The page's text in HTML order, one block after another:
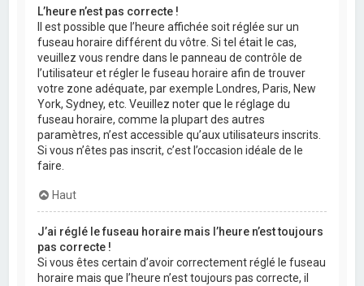
L’heure n’est pas correcte !
Il est possible que l’heure affichée soit réglée sur un
fuseau horaire différent du vôtre. Si tel était le cas,
veuillez vous rendre dans le panneau de contrôle de
l’utilisateur et régler le fuseau horaire afin de trouver
votre zone adéquate, par exemple Londres, Paris, New
York, Sydney, etc. Veuillez noter que le réglage du
fuseau horaire, comme la plupart des autres
paramètres, n’est accessible qu’aux utilisateurs inscrits.
Si vous n’êtes pas inscrit, c’est l’occasion idéale de le
faire.
Haut
J’ai réglé le fuseau horaire mais l’heure n’est toujours
pas correcte !
Si vous êtes certain d’avoir correctement réglé le fuseau
horaire mais que l’heure n’est toujours pas correcte, il